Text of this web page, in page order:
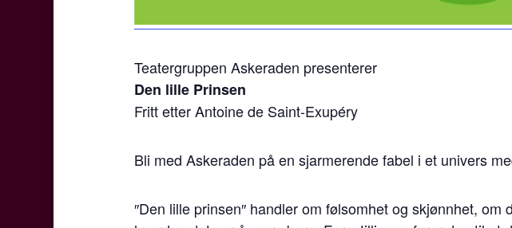
Teatergruppen Askeraden presenterer
Den lille Prinsen
Fritt etter Antoine de Saint-Exupéry
Bli med Askeraden på en sjarmerende fabel i et univers
″Den lille prinsen″ handler om følsomhet og skjønnhet,